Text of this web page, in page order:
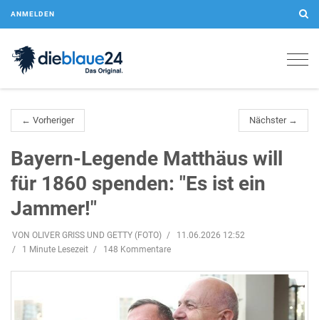
ANMELDEN
← Vorheriger Nächster →
Bayern-Legende Matthäus will
für 1860 spenden: "Es ist ein
Jammer!"
VON OLIVER GRISS UND GETTY (FOTO)
11.06.2026 12:52
1 Minute Lesezeit
148 Kommentare